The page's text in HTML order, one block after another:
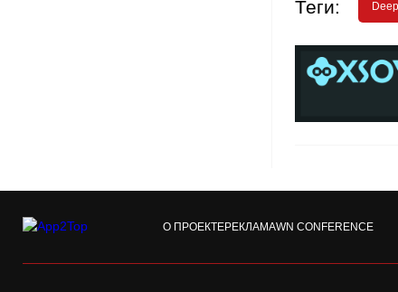
Теги:
О ПРОЕКТЕРЕКЛАМАWN CONFERENCE